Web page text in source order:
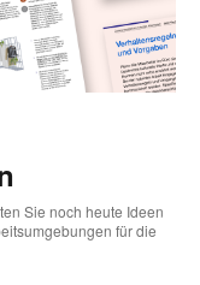
Sie noch heute Ideen
für die